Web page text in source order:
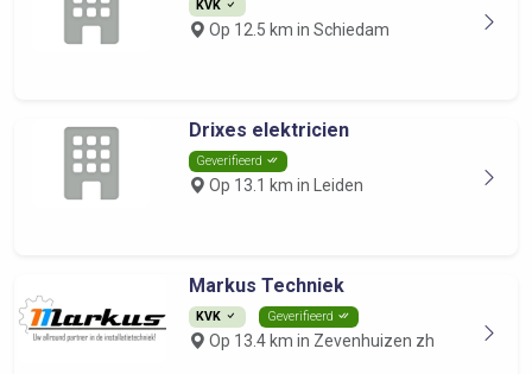
KVK
Op 12.5 km in Schiedam
Drixes elektricien
Geverifieerd
Op 13.1 km in Leiden
Markus Techniek
KVK Geverifieerd
Op 13.4 km in Zevenhuizen zh